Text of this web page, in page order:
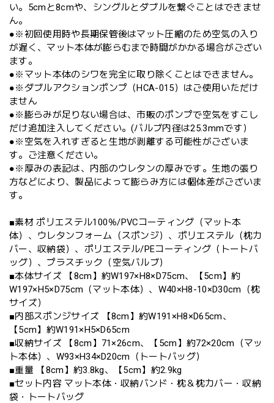
い。5cmと8cmや、シングルとダブルを繋ぐことはできませ
ん。
●※初回使用時や長期保管後はマット圧縮のため空気の入り
が遅く、マット本体が膨らむまで時間がかかる場合がござい
ます。
●※マット本体のシワを完全に取り除くことはできません。
●※ダブルアクションポンプ（HCA-015）はご使用いただけ
ません
●※膨らみが足りない場合は、市販のポンプで空気をすこし
だけ追加注入してください。(バルブ内径は25.3mmです）
●※空気を入れすぎると生地が剥離する可能性がございま
す。ご注意ください。
●※厚みの表記は、内部のウレタンの厚みです。生地の張り
方などにより、製品によって膨らみ方には個体差がございま
す。
■素材 ポリエステル100％/PVCコーティング（マット本
体）、ウレタンフォーム（スポンジ）、ポリエステル（枕カ
バー、収納袋）、ポリエステル/PEコーティング（トートバ
ッグ）、プラスチック（空気バルブ）
■本体サイズ 【8cm】約W197×H8×D75cm、【5cm】約
W197×H5×D75cm（マット本体）、W40×H8-10×D30cm（枕
サイズ）
■内部スポンジサイズ 【8cm】約W191×H8×D65cm、
【5cm】約W191×H5×D65cm
■収納サイズ 【8cm】71×26cm、【5cm】約72×20cm（マッ
ト本体）、W93×H34×D20cm（トートバッグ）
■重量 【8cm】約3.8kg、【5cm】約2.9kg
■セット内容 マット本体・収納バンド・枕＆枕カバー・収納
袋・トートバッグ